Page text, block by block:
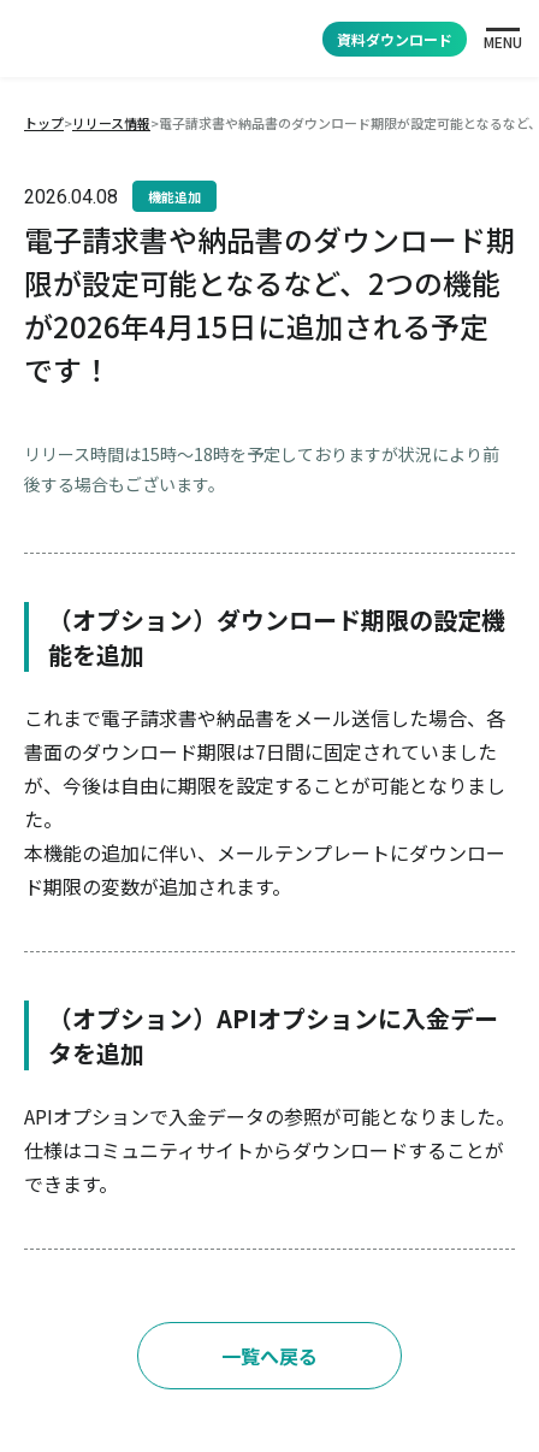
資料ダウンロード MENU
トップ>リリース情報>電子請求書や納品書のダウンロード期限が設定可能となるな
2026.04.08 機能追加
電子請求書や納品書のダウンロード期
限が設定可能となるなど、2つの機能
が2026年4月15日に追加される予定
です！
リリース時間は15時～18時を予定しておりますが状況により前
後する場合もございます。
（オプション）ダウンロード期限の設定機
能を追加
これまで電子請求書や納品書をメール送信した場合、各
書面のダウンロード期限は7日間に固定されていました
が、今後は自由に期限を設定することが可能となりまし
た。
本機能の追加に伴い、メールテンプレートにダウンロー
ド期限の変数が追加されます。
（オプション）APIオプションに入金デー
タを追加
APIオプションで入金データの参照が可能となりました。
仕様はコミュニティサイトからダウンロードすることが
できます。
一覧へ戻る